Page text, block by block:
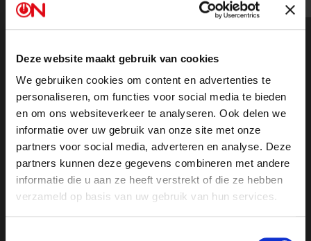
Deze website maakt gebruik van cookies
We gebruiken cookies om content en advertenties te
personaliseren, om functies voor social media te bieden
en om ons websiteverkeer te analyseren. Ook delen we
informatie over uw gebruik van onze site met onze
partners voor social media, adverteren en analyse. Deze
partners kunnen deze gegevens combineren met andere
informatie die u aan ze heeft verstrekt of die ze hebben
verzameld op basis van uw gebruik van hun services.
Vacature: Webredacteur
Omgeving Den Haag